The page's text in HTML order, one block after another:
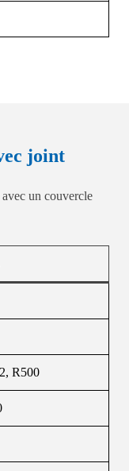
joint
un couvercle
R500